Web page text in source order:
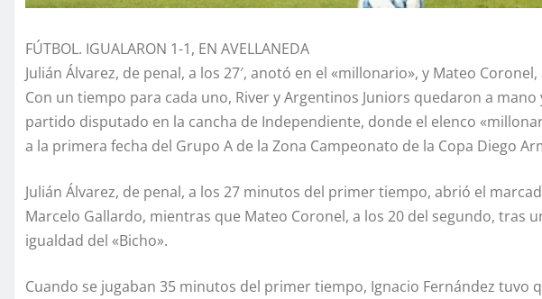
FÚTBOL. IGUALARON 1-1, EN AVELLANEDA
Julián Álvarez, de penal, a los 27′, anotó en el «millonario», y Mateo Coronel,
Con un tiempo para cada uno, River y Argentinos Juniors quedaron a
partido disputado en la cancha de Independiente, donde el elenco
a la primera fecha del Grupo A de la Zona Campeonato de la Copa Diego
Julián Álvarez, de penal, a los 27 minutos del primer tiempo, abrió el
Marcelo Gallardo, mientras que Mateo Coronel, a los 20 del segundo, tras
igualdad del «Bicho».
Cuando se jugaban 35 minutos del primer tiempo, Ignacio Fernández tuvo